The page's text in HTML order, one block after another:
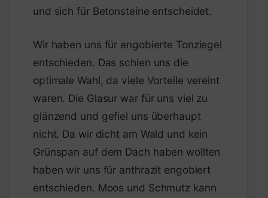
und sich für Betonsteine entscheidet.
Wir haben uns für engobierte Tonziegel
entschieden. Das schien uns die
optimale Wahl, da viele Vorteile vereint
waren. Die Glasur war für uns viel zu
glänzend und gefiel uns überhaupt
nicht. Da wir dicht am Wald und kein
Grünspan auf dem Dach haben wollten
haben wir uns für anthrazit engobiert
entschieden. Moos und Schmutz kann